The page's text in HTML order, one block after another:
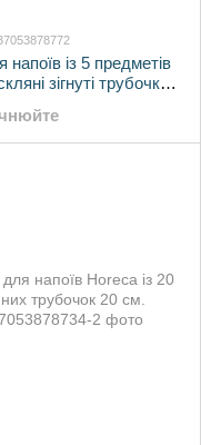
напоїв із 5 предметів
зігнуті трубочки